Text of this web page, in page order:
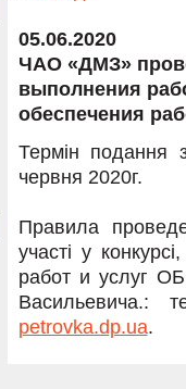
05.06.2020
ЧАО «ДМЗ»
выполнения
обеспечения
Термін подання
червня 2020г.
Правила
участі у
работ и услуг
Васильевича.:
petrovka.dp.ua.